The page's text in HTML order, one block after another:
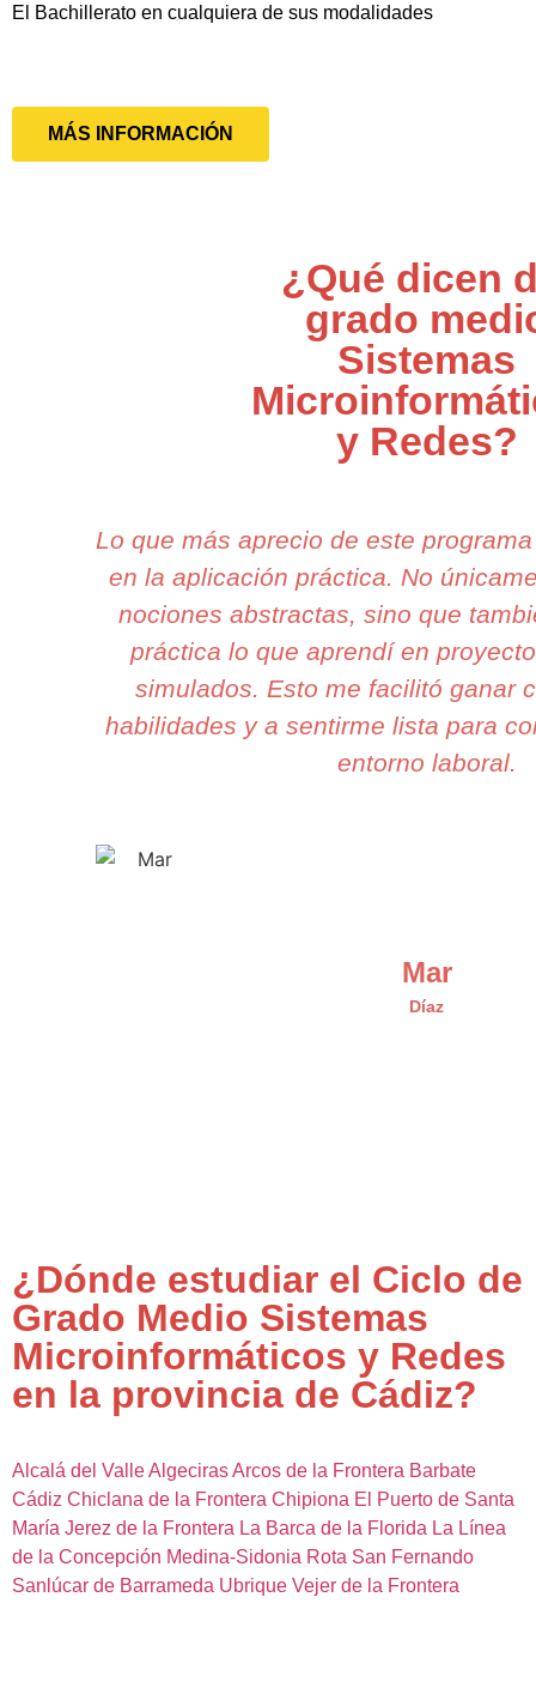
El Bachillerato en cualquiera de sus modalidades
MÁS INFORMACIÓN
¿Qué dicen
grado
Sistemas
y Redes?
Lo que más aprecio de este
en la aplicación práctica. No
nociones abstractas, sino que
práctica lo que aprendí en
simulados. Esto me facilitó ganar
habilidades y a sentirme lista para
entorno laboral.
Mar
Díaz
¿Dónde estudiar el Ciclo de
Grado Medio Sistemas
Microinformáticos y Redes
en la provincia de Cádiz?
Alcalá del ValleAlgecirasArcos de la Frontera Barbate
Cádiz Chiclana de la Frontera Chipiona El Puerto de Santa
María Jerez de la Frontera La Barca de la Florida La Línea
de la Concepción Medina-Sidonia Rota San Fernando
Sanlúcar de Barrameda Ubrique Vejer de la Frontera